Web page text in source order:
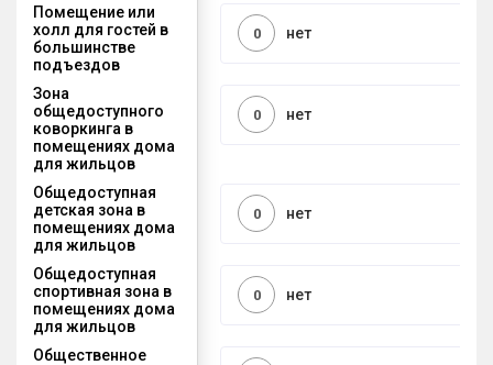
Помещение или
холл для гостей в
большинстве
подъездов
нет
0
Зона
общедоступного
коворкинга в
помещениях дома
для жильцов
нет
0
Общедоступная
детская зона в
помещениях дома
для жильцов
нет
0
Общедоступная
спортивная зона в
помещениях дома
для жильцов
нет
0
Общественное